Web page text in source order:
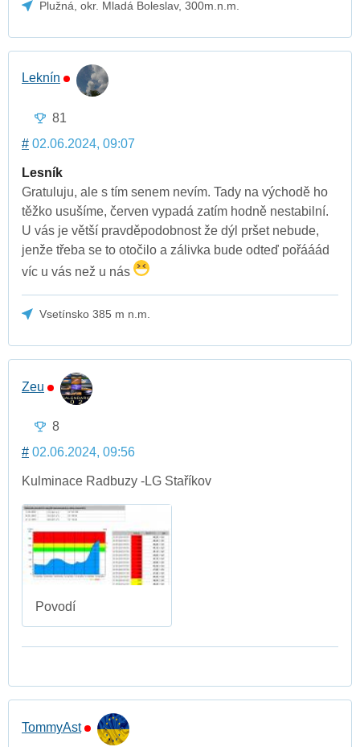
Plužná, okr. Mladá Boleslav, 300m.n.m.
Leknín
81
# 02.06.2024, 09:07
Lesník
Gratuluju, ale s tím senem nevím. Tady na východě ho
těžko usušíme, červen vypadá zatím hodně nestabilní.
U vás je větší pravděpodobnost že dýl pršet nebude,
jenže třeba se to otočilo a zálivka bude odteď pořááád
víc u vás než u nás
Vsetínsko 385 m n.m.
Zeu
8
# 02.06.2024, 09:56
Kulminace Radbuzy -LG Staříkov
Povodí
TommyAst